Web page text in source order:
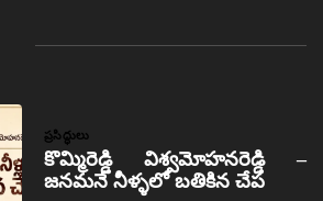
ప్రసిద్ధులు
కొమ్మిరెడ్డి విశ్వమోహనరెడ్డి –
జనమనే నీళ్ళలో బతికిన చేప